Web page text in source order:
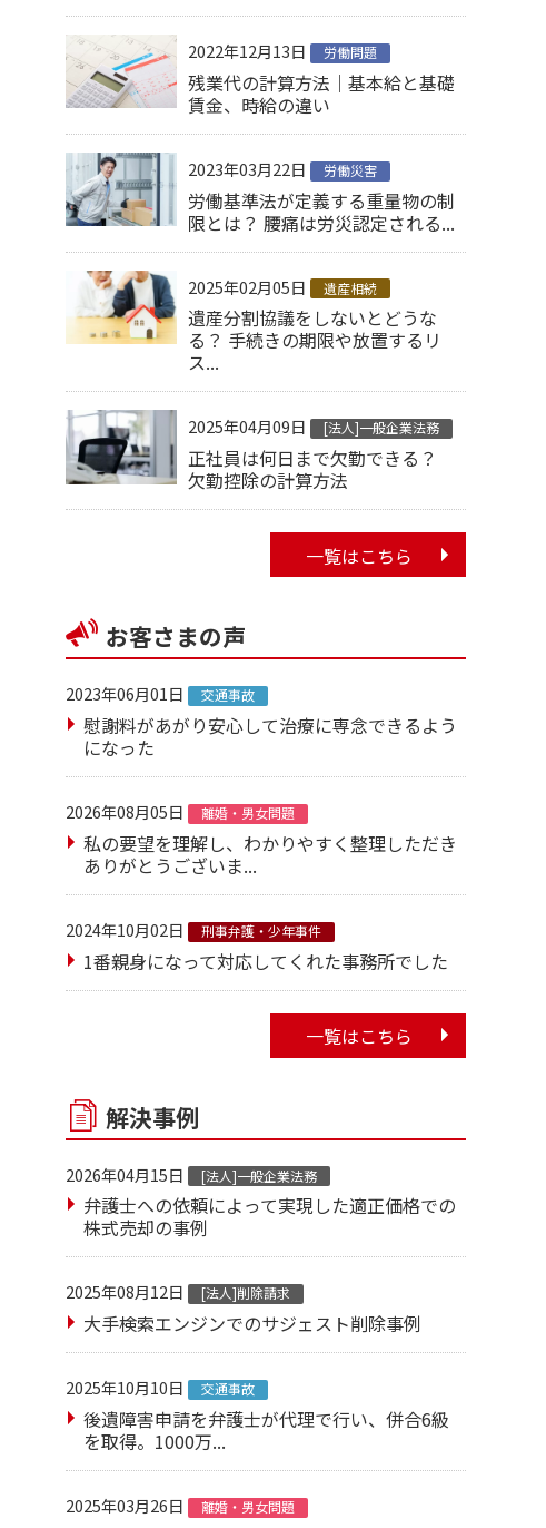
2022年12月13日 労働問題
残業代の計算方法｜基本給と基礎
賃金、時給の違い
2023年03月22日 労働災害
労働基準法が定義する重量物の制
限とは？ 腰痛は労災認定される...
2025年02月05日 遺産相続
遺産分割協議をしないとどうな
る？ 手続きの期限や放置するリ
ス...
2025年04月09日 [法人]一般企業法務
正社員は何日まで欠勤できる？
欠勤控除の計算方法
一覧はこちら
お客さまの声
2023年06月01日 交通事故
慰謝料があがり安心して治療に専念できるよう
になった
2026年08月05日 離婚・男女問題
私の要望を理解し、わかりやすく整理しただき
ありがとうございま...
2024年10月02日 刑事弁護・少年事件
1番親身になって対応してくれた事務所でした
一覧はこちら
解決事例
2026年04月15日 [法人]一般企業法務
弁護士への依頼によって実現した適正価格での
株式売却の事例
2025年08月12日 [法人]削除請求
大手検索エンジンでのサジェスト削除事例
2025年10月10日 交通事故
後遺障害申請を弁護士が代理で行い、併合6級
を取得。1000万...
2025年03月26日 離婚・男女問題